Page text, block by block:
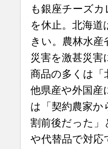
も銀座チーズ
を休止。北海
きい。農林水
災害を激甚災害
商品の多くは
他県産や外国産
は「契約農家か
割前後だった」
や代替品で対応